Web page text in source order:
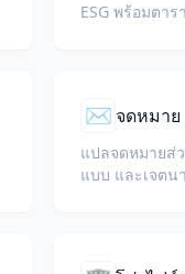
ESG พร้อมตา
✉️ จดหมาย
แปลจดหมายส่
แบบ และเจตน